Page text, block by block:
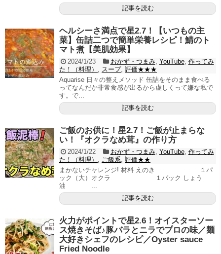
記事を読む
ヘルシーさ満点で星2.7！【いつもの主
菜】缶詰二つで簡単栄養レシピ！鯖のト
マト煮【美肌効果】
2024/1/23 おかず・つまみ, YouTube, 作ってみ
た！（料理）
スープ, 評価★★★
Aquarise 日々の整えメソッド 缶詰をそのまま食べる
ってなんだか非常食感が出るから虚しくって嫌な私で
す。で...
記事を読む
ご飯のお供に！星2.7！ご飯が止まらな
い！『オクラなめ茸』の作り方
2024/1/22 おかず・つまみ, YouTube, 作ってみ
た！（料理）
ご飯系 評価★★
まかないチャレンジ! 材料 えのき １パ
ック（大）オクラ １パック しょう
油 ...
記事を読む
火力がポイントで星2.6！オイスターソー
ス焼きそば♪豚バラとニラでプロの味／麺
大好きシェフのレシピ／Oyster sauce
Fried Noodle